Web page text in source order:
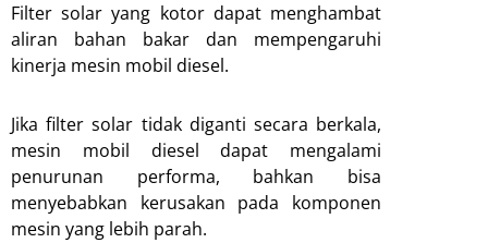
Filter solar yang kotor dapat menghambat
aliran bahan bakar dan mempengaruhi
kinerja mesin mobil diesel.
Jika filter solar tidak diganti secara berkala,
mesin mobil diesel dapat mengalami
penurunan performa, bahkan bisa
menyebabkan kerusakan pada komponen
mesin yang lebih parah.